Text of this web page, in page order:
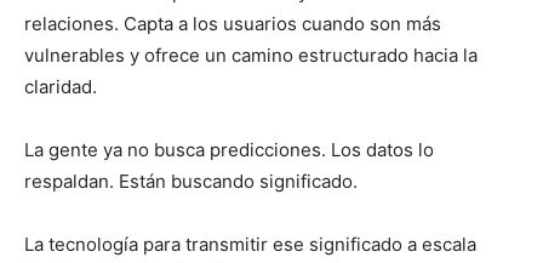
relaciones. Capta a los usuarios cuando son más
vulnerables y ofrece un camino estructurado hacia la
claridad.
La gente ya no busca predicciones. Los datos lo
respaldan. Están buscando significado.
La tecnología para transmitir ese significado a escala